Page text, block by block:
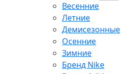
Весенние
Летние
Демисезонные
Осенние
Зимние
Бренд Nike